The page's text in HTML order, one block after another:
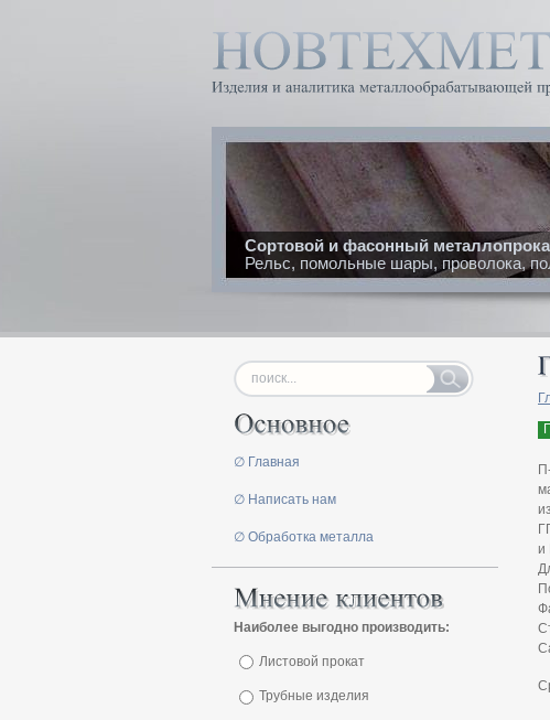
Сортовой и фасонный
Рельс, помольные шары, проволока,
и
∅ Главная
∅ Написать нам
∅ Обработка металла
Наиболее выгодно производить:
Листовой прокат
Трубные изделия